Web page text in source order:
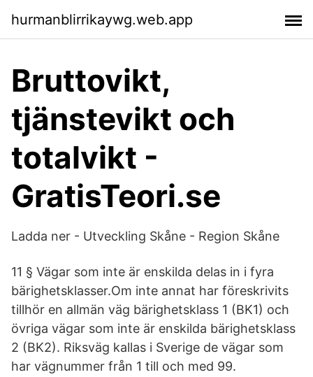
hurmanblirrikaywg.web.app
Bruttovikt,
tjänstevikt och
totalvikt -
GratisTeori.se
Ladda ner - Utveckling Skåne - Region Skåne
11 § Vägar som inte är enskilda delas in i fyra
bärighetsklasser.Om inte annat har föreskrivits
tillhör en allmän väg bärighetsklass 1 (BK1) och
övriga vägar som inte är enskilda bärighetsklass
2 (BK2). Riksväg kallas i Sverige de vägar som
har vägnummer från 1 till och med 99.